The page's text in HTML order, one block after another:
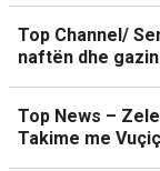
Top Channel/
naftën dhe
Top News –
Takime me